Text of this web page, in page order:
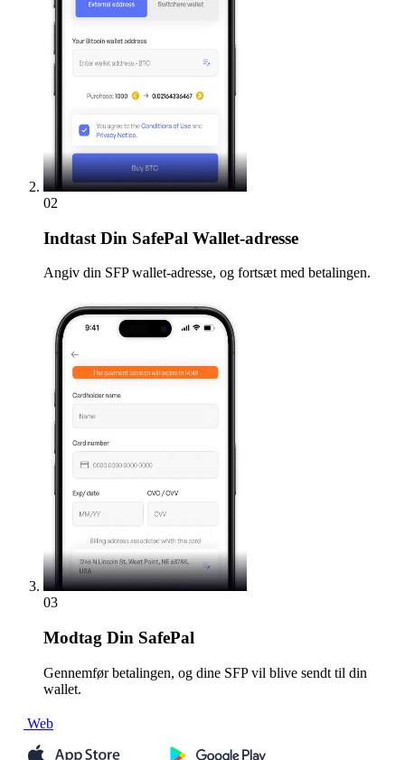
02
Indtast Din SafePal Wallet-adresse
Angiv din SFP wallet-adresse, og fortsæt med betalingen.
03
Modtag Din SafePal
Gennemfør betalingen, og dine SFP vil blive sendt til din
wallet.
Web